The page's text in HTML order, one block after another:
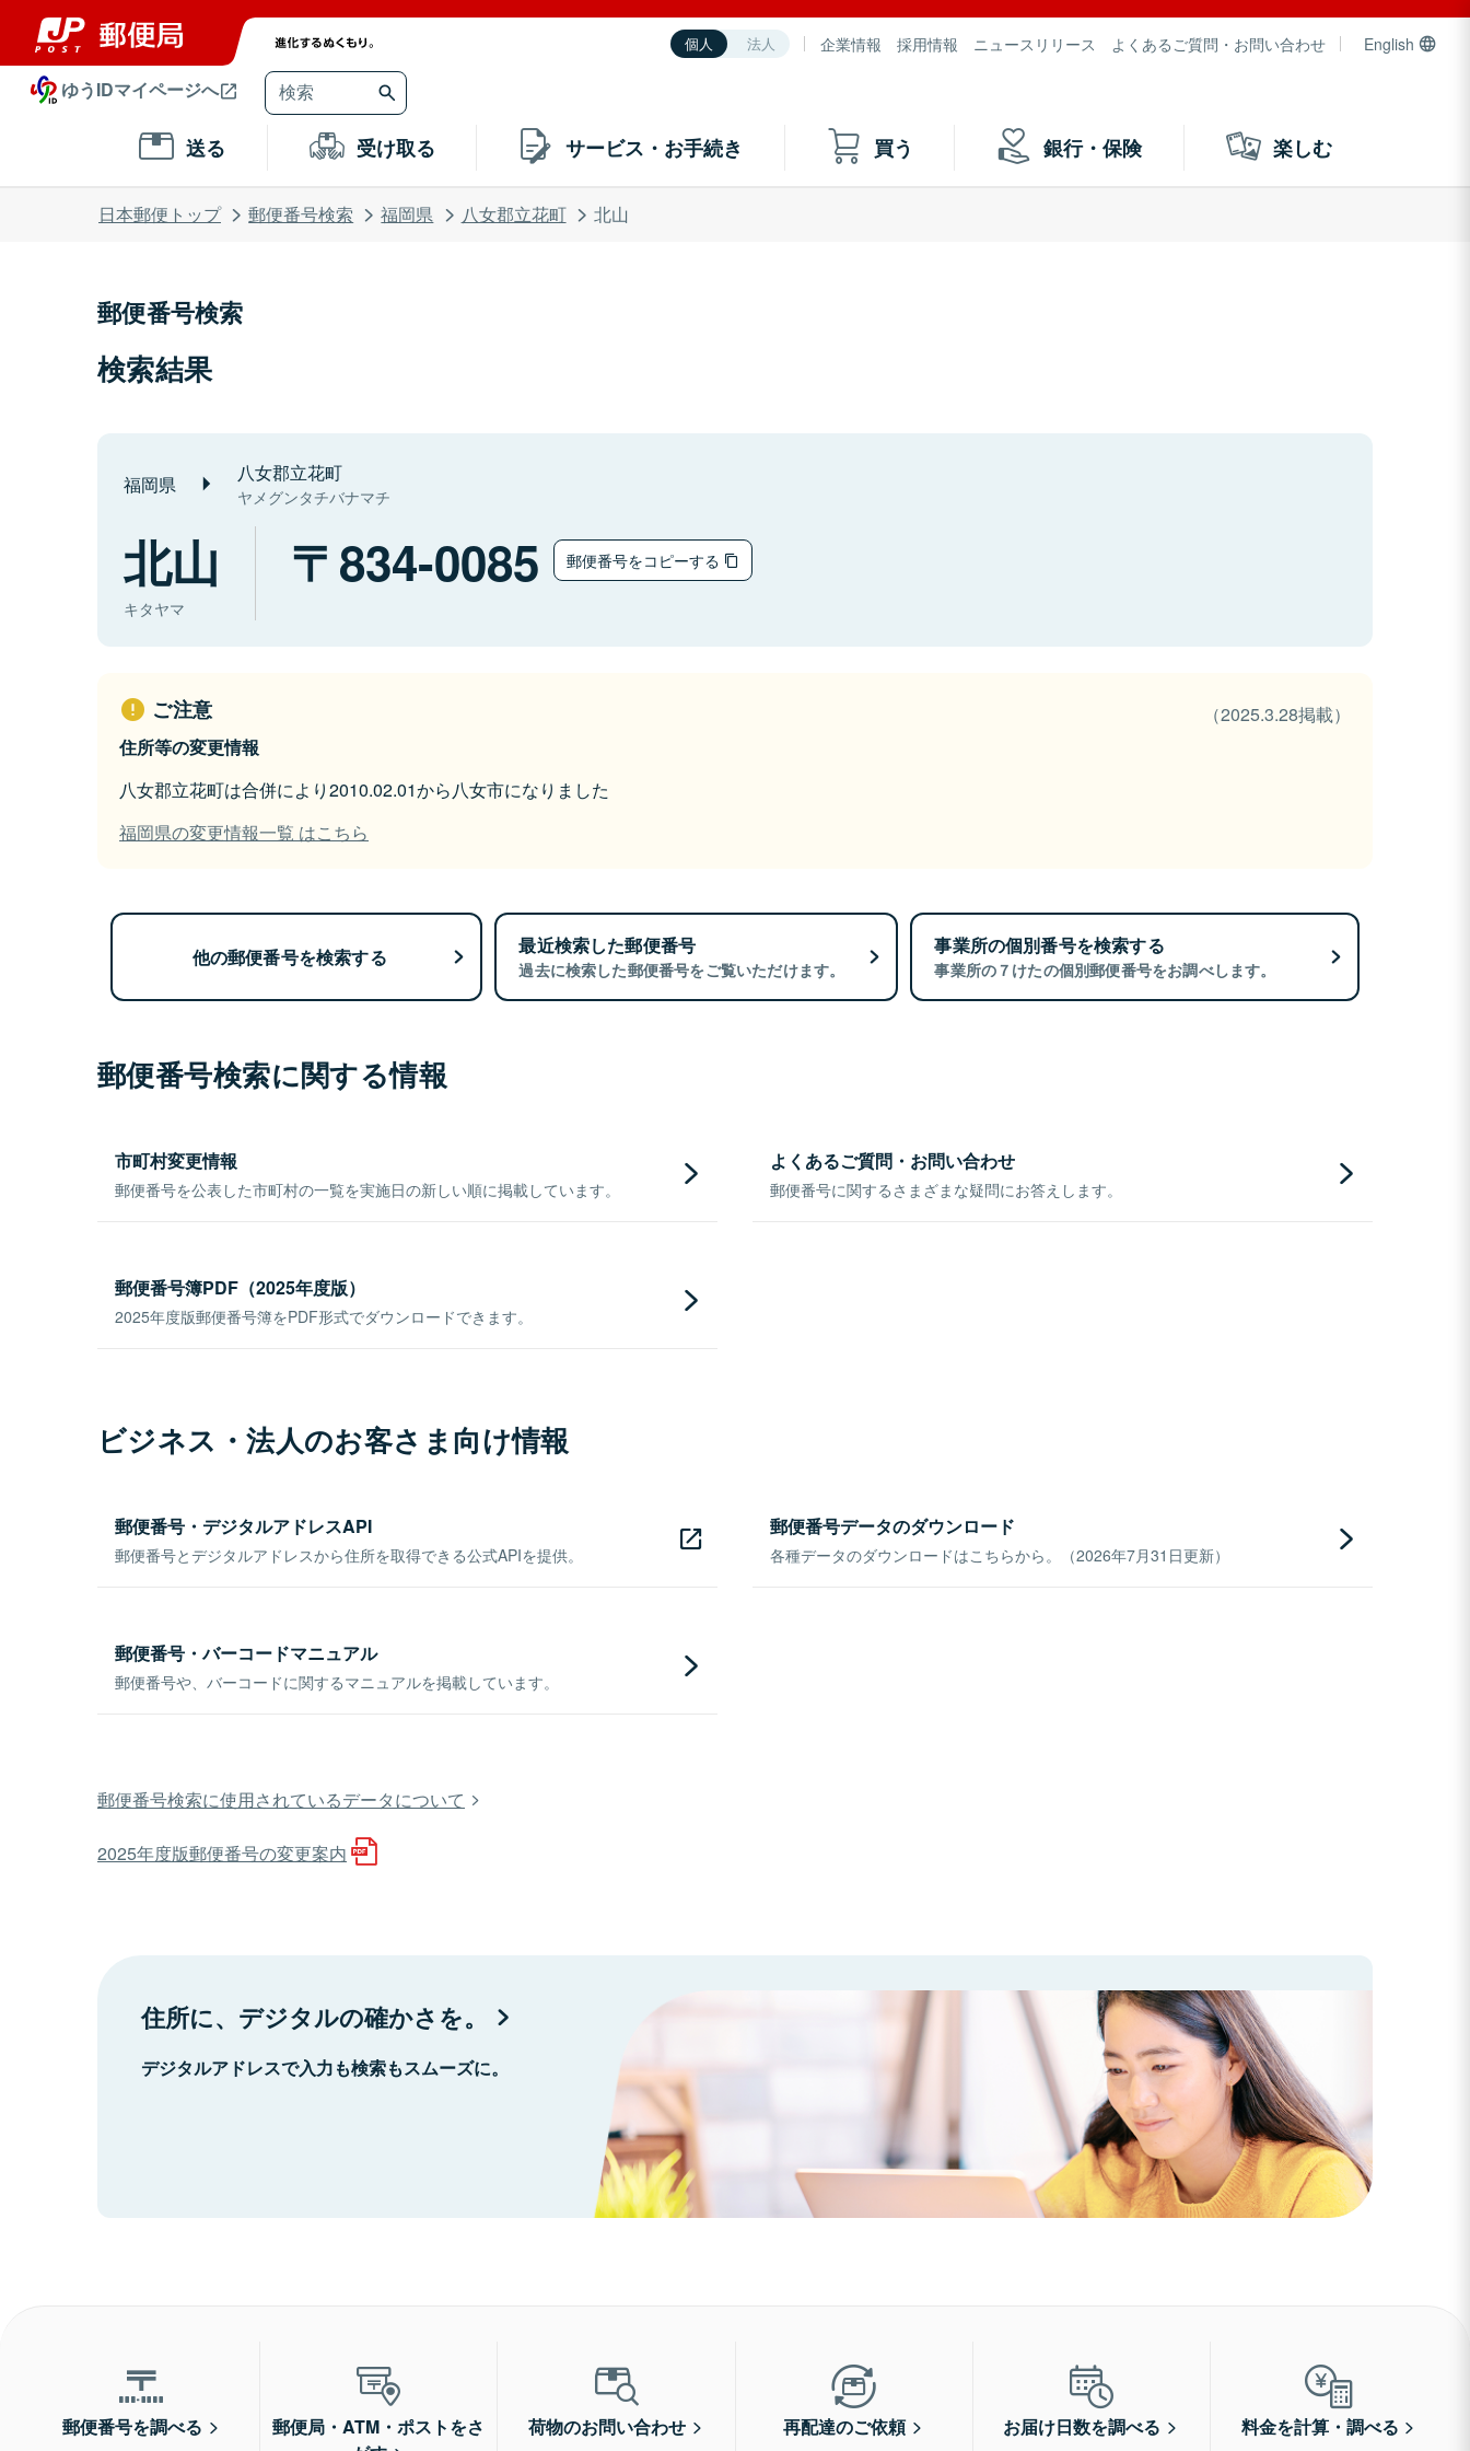
個人 法人 企業情報 採用情報 ニュースリリース よくあるご質問・お問い合わせ English
ゆうIDマイページへ
送る 受け取る サービス・お手続き 買う 銀行・保険 楽しむ
日本郵便トップ 郵便番号検索 福岡県 八女郡立花町 北山
郵便番号検索
検索結果
福岡県 八女郡立花町
ヤメグンタチバナマチ
北山
キタヤマ
834-0085 郵便番号をコピーする
ご注意
（2025.3.28掲載）
住所等の変更情報
八女郡立花町は合併により2010.02.01から八女市になりました
福岡県の変更情報一覧 はこちら
他の郵便番号を検索する 最近検索した郵便番号
過去に検索した郵便番号をご覧いただけます。
事業所の個別番号を検索する
事業所の７けたの個別郵便番号をお調べします。
郵便番号検索に関する情報
市町村変更情報
郵便番号を公表した市町村の一覧を実施日の新しい順に掲載しています。
よくあるご質問・お問い合わせ
郵便番号に関するさまざまな疑問にお答えします。
郵便番号簿PDF（2025年度版）
2025年度版郵便番号簿をPDF形式でダウンロードできます。
ビジネス・法人のお客さま向け情報
郵便番号・デジタルアドレスAPI
郵便番号とデジタルアドレスから住所を取得できる公式APIを提供。
郵便番号データのダウンロード
各種データのダウンロードはこちらから。（2026年7月31日更新）
郵便番号・バーコードマニュアル
郵便番号や、バーコードに関するマニュアルを掲載しています。
郵便番号検索に使用されているデータについて
2025年度版郵便番号の変更案内
住所に、デジタルの確かさを。
デジタルアドレスで入力も検索もスムーズに。
郵便番号を調べる
郵便局・ATM・ポストをさ
荷物のお問い合わせ 再配達のご依頼 お届け日数を調べる 料金を計算・調べる